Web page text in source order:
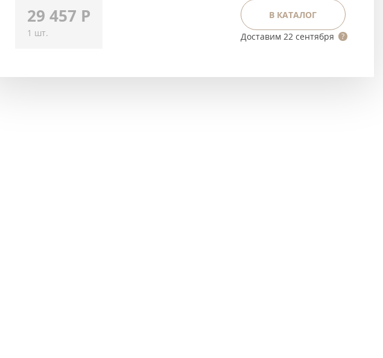
29 457 Р
1 шт.
В КАТАЛОГ
Доставим 22 сентября